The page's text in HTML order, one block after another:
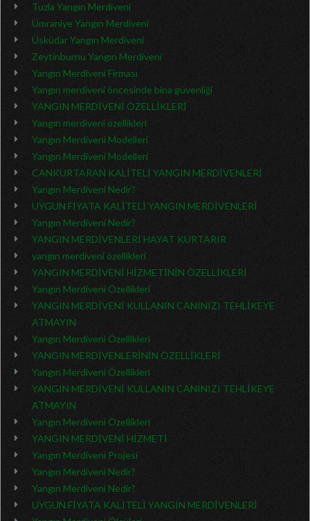
Tuzla Yangın Merdiveni
Ümraniye Yangın Merdiveni
Üsküdar Yangın Merdiveni
Zeytinburnu Yangın Merdiveni
Yangın Merdiveni Firması
Yangın merdiveni öncesinde bina güvenliği
YANGIN MERDİVENİ ÖZELLİKLERİ
Yangın merdiveni özellikleri
Yangın Merdiveni Modelleri
Yangın Merdiveni Modelleri
CANKURTARAN KALİTELİ YANGIN MERDİVENLERİ
Yangın Merdiveni Nedir?
UYGUN FİYATA KALİTELİ YANGIN MERDİVENLERİ
Yangın Merdiveni Nedir?
YANGIN MERDİVENLERİ HAYAT KURTARIR
yangın merdiveni özellikleri
YANGIN MERDİVENİ HİZMETİNİN ÖZELLİKLERİ
Yangın Merdiveni Özellikleri
YANGIN MERDİVENİ KULLANIN CANINIZI TEHLİKEYE
ATMAYIN
Yangın Merdiveni Özellikleri
YANGIN MERDİVENLERİNİN ÖZELLİKLERİ
Yangın Merdiveni Özellikleri
YANGIN MERDİVENİ KULLANIN CANINIZI TEHLİKEYE
ATMAYIN
Yangın Merdiveni Özellikleri
YANGIN MERDİVENİ HİZMETİ
Yangın Merdiveni Projesi
Yangın Merdiveni Nedir?
Yangın Merdiveni Nedir?
UYGUN FİYATA KALİTELİ YANGIN MERDİVENLERİ